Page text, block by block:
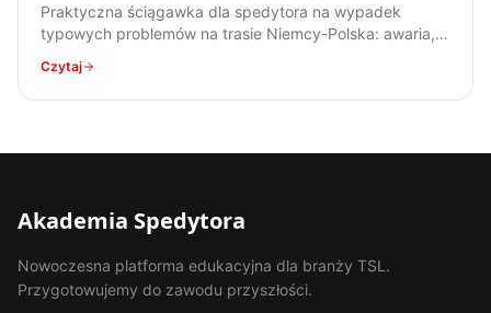
Praktyczna ściągawka dla spedytora na wypadek
typowych problemów na trasie Niemcy-Polska: awaria,
Czytaj
Akademia Spedytora
Nowoczesna platforma edukacyjna dla branży TSL.
Przygotowujemy do zawodu przyszłości.